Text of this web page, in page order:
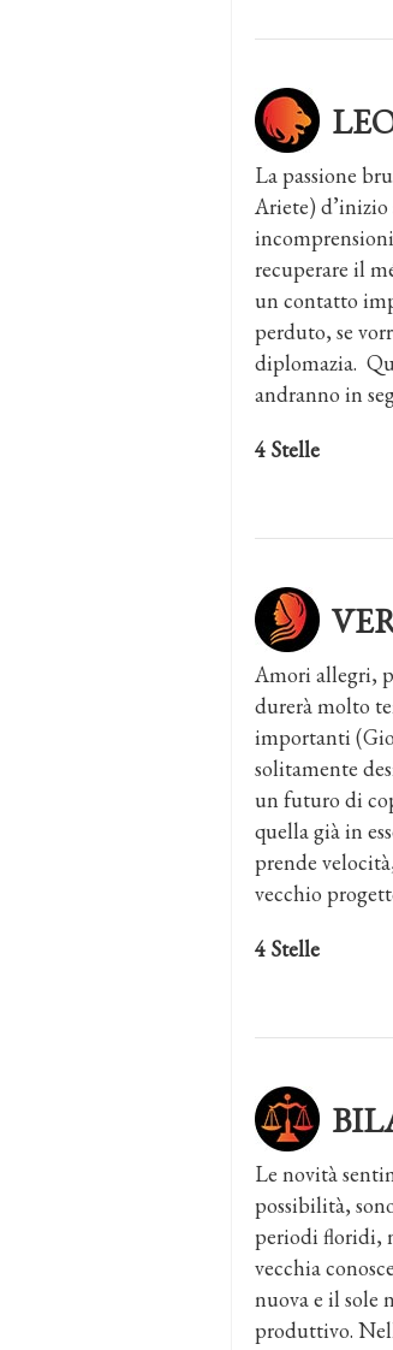
La passione
Ariete)
recuperare il
un contatto
perduto, se
diplomazia.
andranno in
4 Stelle
Amori allegri,
durerà molto
importanti
solitamente
un futuro di
quella già in
prende
vecchio
4 Stelle
Le novità
possibilità,
periodi floridi,
vecchia
nuova e il sole
produttivo.